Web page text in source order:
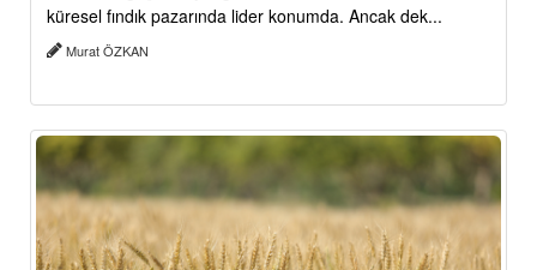
küresel fındık pazarında lider konumda. Ancak dek...
Murat ÖZKAN